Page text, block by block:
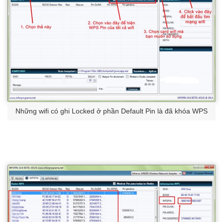
Những wifi có ghi Locked ở phần Default Pin là đã khóa WPS